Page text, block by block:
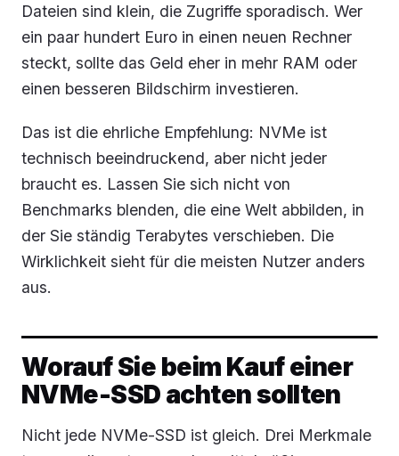
Dateien sind klein, die Zugriffe sporadisch. Wer
ein paar hundert Euro in einen neuen Rechner
steckt, sollte das Geld eher in mehr RAM oder
einen besseren Bildschirm investieren.
Das ist die ehrliche Empfehlung: NVMe ist
technisch beeindruckend, aber nicht jeder
braucht es. Lassen Sie sich nicht von
Benchmarks blenden, die eine Welt abbilden, in
der Sie ständig Terabytes verschieben. Die
Wirklichkeit sieht für die meisten Nutzer anders
aus.
Worauf Sie beim Kauf einer
NVMe-SSD achten sollten
Nicht jede NVMe-SSD ist gleich. Drei Merkmale